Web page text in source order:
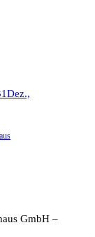
Dez.,
GmbH –